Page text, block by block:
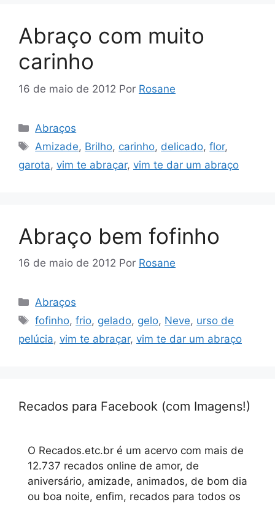
Abraço com muito
carinho
16 de maio de 2012 Por Rosane
Categorias
Abraços
Tags
Amizade, Brilho, carinho, delicado,flor,
garota, vim te abraçar, vim te dar um abraço
Abraço bem fofinho
16 de maio de 2012 Por Rosane
Categorias
Abraços
Tags
fofinho,frio, gelado, gelo, Neve, urso de
pelúcia, vim te abraçar, vim te dar um abraço
Recados para Facebook (com Imagens!)
O Recados.etc.br é um acervo com mais de
12.737 recados online de amor, de
aniversário, amizade, animados, de bom dia
ou boa noite, enfim, recados para todos os